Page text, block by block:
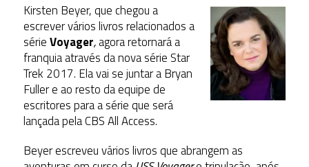
Kirsten Beyer, que chegou a
escrever vários livros relacionados a
sérieVoyager,agora retornará a
franquia através da nova série Star
Trek 2017. Ela vai se juntar a Bryan
Fuller e ao resto da equipe de
escritores para a série que será
lançada pela CBS All Access.
Beyer escreveu vários livros que abrangem as